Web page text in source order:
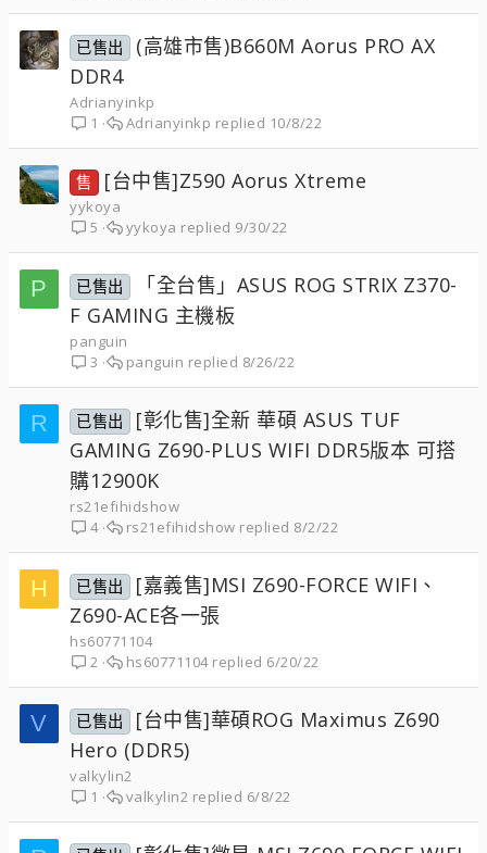
已售出
(高雄市售)B660M Aorus PRO AX
DDR4
Adrianyinkp
1
10/8/22
Adrianyinkp
售 [台中售]Z590 Aorus Xtreme
yykoya
5
9/30/22
yykoya
P 已售出
「全台售」ASUS ROG STRIX Z370-
F GAMING 主機板
panguin
3
8/26/22
panguin
R 已售出
[彰化售]全新 華碩 ASUS TUF
GAMING Z690-PLUS WIFI DDR5版本 可搭
購12900K
rs21efihidshow
4
8/2/22
rs21efihidshow
H 已售出
[嘉義售]MSI Z690-FORCE WIFI、
Z690-ACE各一張
hs60771104
2
6/20/22
hs60771104
V 已售出
[台中售]華碩ROG Maximus Z690
Hero (DDR5)
valkylin2
1
6/8/22
valkylin2